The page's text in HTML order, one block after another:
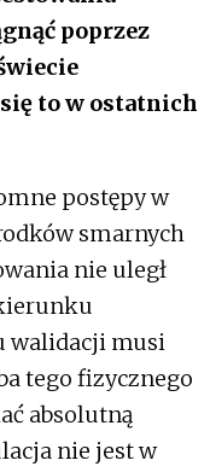
poprzez
to w ostatnich
postępy w
smarnych
nie uległ
walidacji musi
tego fizycznego
absolutną
nie jest w